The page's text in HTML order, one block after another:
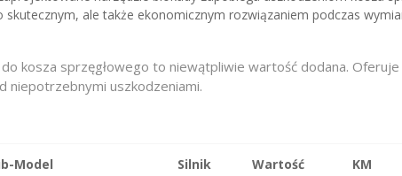
ale także ekonomicznym rozwiązaniem podczas
kosza sprzęgłowego to niewątpliwie wartość dodana.
niepotrzebnymi uszkodzeniami.
Model Silnik Wartość KM